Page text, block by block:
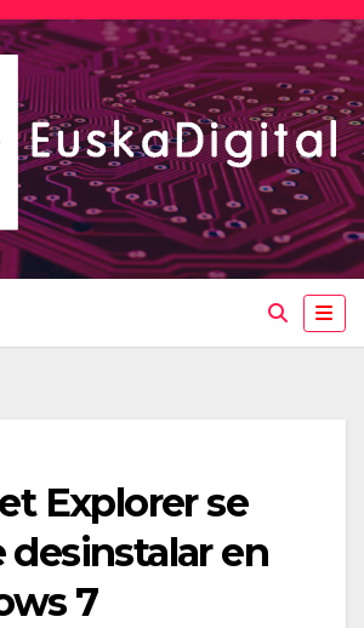
Explorer se
desinstalar en
7